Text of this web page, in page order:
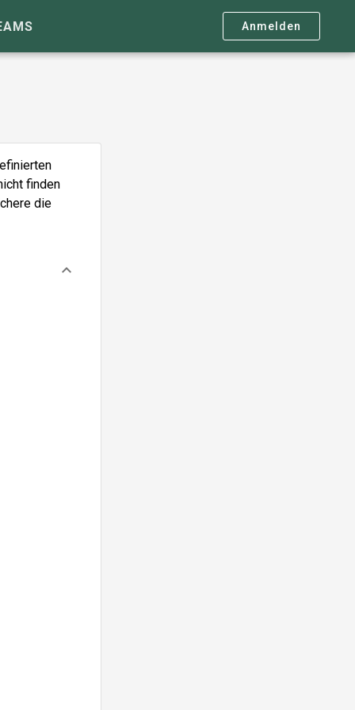
Anmelden
finden
die
keyboard_arrow_down